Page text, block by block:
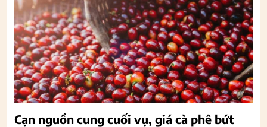
Cạn nguồn cung cuối vụ, giá cà phê bứt